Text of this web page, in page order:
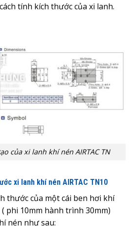
tính kích thước của xi lanh.
của xi lanh khí nén AIRTAC TN
xi lanh khí nén AIRTAC TN10
thước của một cái ben hơi khí
( phi 10mm hành trình 30mm)
nén như sau: